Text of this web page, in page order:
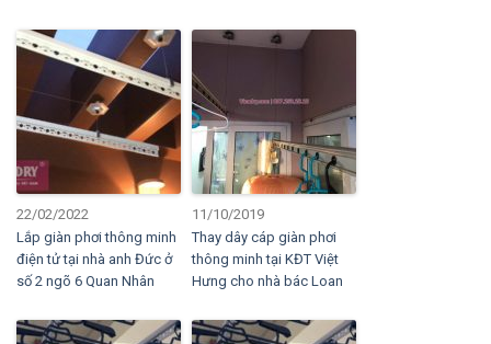
22/02/2022
Lắp giàn phơi thông minh
điện tử tại nhà anh Đức ở
số 2 ngõ 6 Quan Nhân
11/10/2019
Thay dây cáp giàn phơi
thông minh tại KĐT Việt
Hưng cho nhà bác Loan